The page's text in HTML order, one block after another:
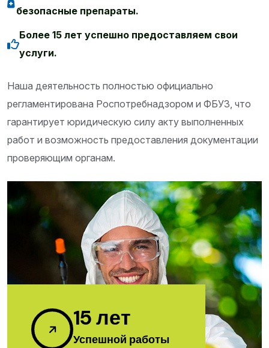
безопасные препараты.
Более 15 лет успешно предоставляем свои
услуги.
Наша деятельность полностью официально
регламентирована Роспотребнадзором и ФБУЗ, что
гарантирует юридическую силу акту выполненных
работ и возможность предоставления документации
проверяющим органам.
15лет
Успешной работы